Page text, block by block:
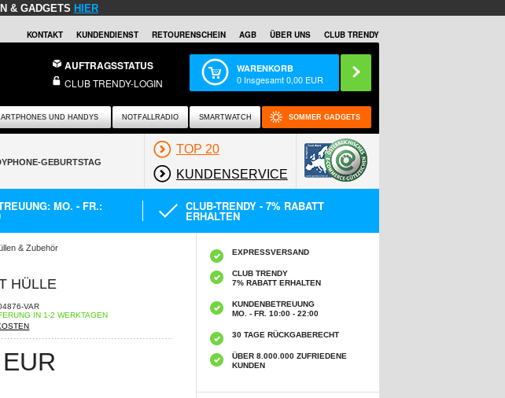
& GADGETS HIER
KONTAKT KUNDENDIENST RETOURENSCHEIN AGB ÜBER UNS CLUB TRENDY
AUFTRAGSSTATUS
CLUB TRENDY-LOGIN
WARENKORB
0 Insgesamt0,00 EUR
UND HANDYS NOTFALLRADIO SMARTWATCH SOMMER GADGETS
TOP 20
KUNDENSERVICE
MO. - FR.: CLUB-TRENDY - 7% RABATT
ERHALTEN
& Zubehör
HÜLLE
VAR
IN 1-2 WERKTAGEN
EUR
EXPRESSVERSAND
CLUB TRENDY
7% RABATT ERHALTEN
KUNDENBETREUUNG
MO. - FR. 10:00 - 22:00
30 TAGE RÜCKGABERECHT
ÜBER 8.000.000 ZUFRIEDENE
KUNDEN